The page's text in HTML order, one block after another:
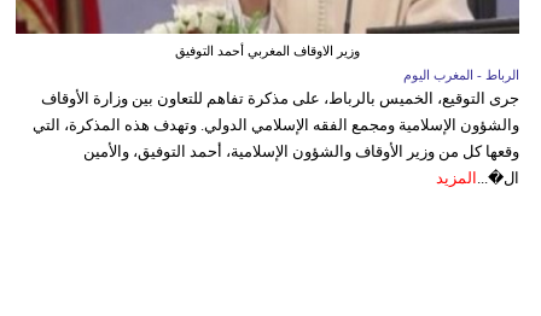
وزير الاوقاف المغربي أحمد التوفيق
الرباط - المغرب اليوم
جرى التوقيع، الخميس بالرباط، على مذكرة تفاهم للتعاون بين وزارة الأوقاف
والشؤون الإسلامية ومجمع الفقه الإسلامي الدولي. وتهدف هذه المذكرة، التي
وقعها كل من وزير الأوقاف والشؤون الإسلامية، أحمد التوفيق، والأمين
ال�... المزيد